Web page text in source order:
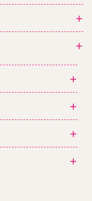
+
+
+
+
+
+